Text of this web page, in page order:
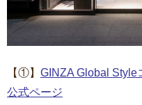
【①】 GINZA Global Style
公式ページ